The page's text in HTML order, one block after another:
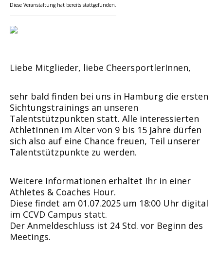
Diese Veranstaltung hat bereits stattgefunden.
Liebe Mitglieder, liebe CheersportlerInnen,
sehr bald finden bei uns in Hamburg die ersten
Sichtungstrainings an unseren
Talentstützpunkten statt. Alle interessierten
AthletInnen im Alter von 9 bis 15 Jahre dürfen
sich also auf eine Chance freuen, Teil unserer
Talentstützpunkte zu werden.
Weitere Informationen erhaltet Ihr in einer
Athletes & Coaches Hour.
Diese findet am 01.07.2025 um 18:00 Uhr digital
im CCVD Campus statt.
Der Anmeldeschluss ist 24 Std. vor Beginn des
Meetings.